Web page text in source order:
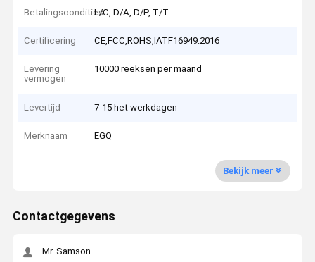
BetalingsconditiesL/C, D/A, D/P, T/T
Certificering CE,FCC,ROHS,IATF16949:2016
Levering
vermogen
10000 reeksen per maand
Levertijd 7-15 het werkdagen
Merknaam EGQ
Bekijk meer
Contactgegevens
Mr. Samson